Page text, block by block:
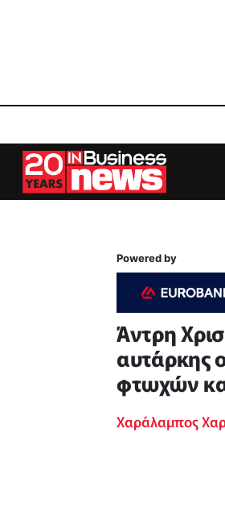
Powered by
Άντρη
αυτάρκης
φτωχών
Χαράλαμπος